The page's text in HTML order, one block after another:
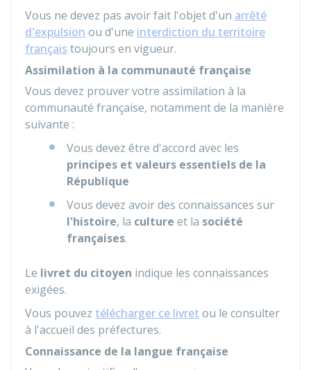
Vous ne devez pas avoir fait l'objet d'un arrêté
d'expulsion ou d'une interdiction du territoire
français toujours en vigueur.
Assimilation à la communauté française
Vous devez prouver votre assimilation à la
communauté française, notamment de la manière
suivante :
Vous devez être d'accord avec les
principes et valeurs essentiels de la
République
Vous devez avoir des connaissances sur
l'histoire, la culture et la société
françaises.
Le livret du citoyen indique les connaissances
exigées.
Vous pouvez télécharger ce livret ou le consulter
à l'accueil des préfectures.
Connaissance de la langue française